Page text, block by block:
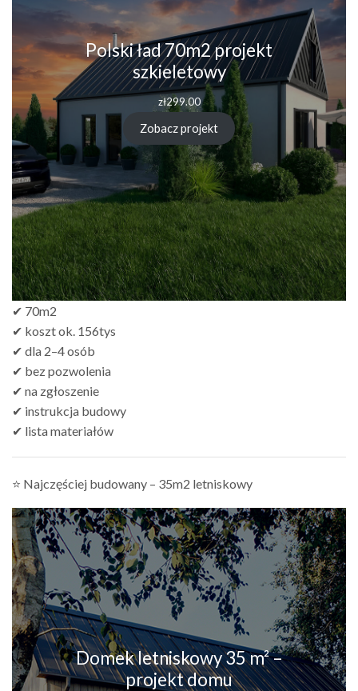
Polski ład 70m2 projekt
szkieletowy
zł299.00
Zobacz projekt
✔ 70m2
✔ koszt ok. 156tys
✔ dla 2–4 osób
✔ bez pozwolenia
✔ na zgłoszenie
✔ instrukcja budowy
✔ lista materiałów
⭐ Najczęściej budowany – 35m2 letniskowy
Domek letniskowy 35 m² –
projekt domu